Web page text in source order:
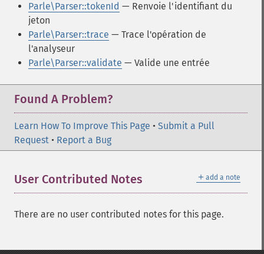
Parle\Parser::tokenId — Renvoie l'identifiant du
jeton
Parle\Parser::trace — Trace l'opération de
l'analyseur
Parle\Parser::validate — Valide une entrée
Found A Problem?
Learn How To Improve This Page • Submit a Pull
Request • Report a Bug
＋ add a note
User Contributed Notes
There are no user contributed notes for this page.